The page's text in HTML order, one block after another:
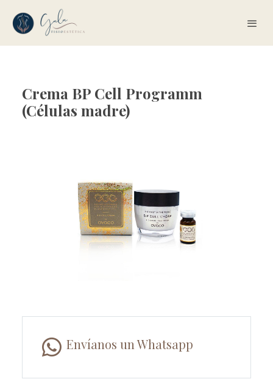
Crema BP Cell Programm
(Células madre)
Envíanos un Whatsapp